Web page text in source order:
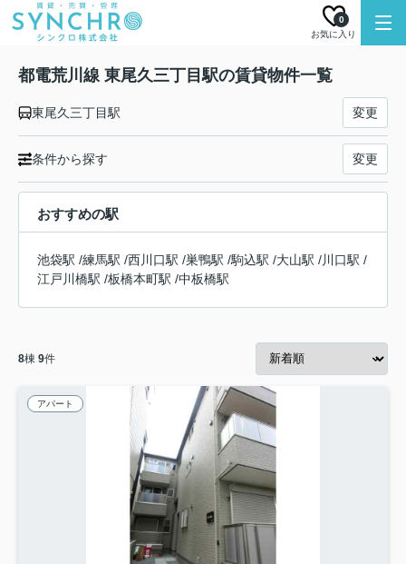
お気に入り
0
都電荒川線 東尾久三丁目駅の賃貸物件一覧
東尾久三丁目駅 変更
条件から探す 変更
おすすめの駅
池袋駅 /練馬駅 /西川口駅 /巣鴨駅 /駒込駅 /大山駅 /川口駅 /
江戸川橋駅 /板橋本町駅 /中板橋駅
8棟 9件
アパート